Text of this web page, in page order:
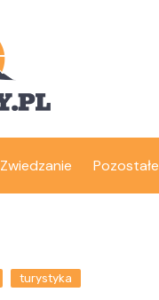
Zwiedzanie Pozostałe
turystyka